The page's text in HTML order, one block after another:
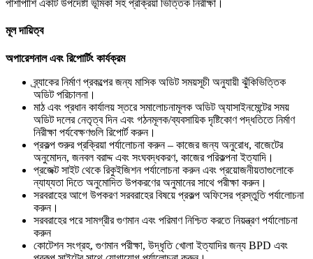
পাশাপাশি একটি উপদেষ্টা ভূমিকা সহ প্রক্রিয়া ভিত্তিক নিরীক্ষা।
মূল দায়িত্ব
অপারেশনাল এবং রিপোর্টিং কার্যক্রম
ব্র্যাকের নির্মাণ প্রকল্পের জন্য মাসিক অডিট সময়সূচী অনুযায়ী ঝুঁকিভিত্তিক
অডিট পরিচালনা।
মাঠ এবং প্রধান কার্যালয় স্তরে সমালোচনামূলক অডিট অ্যাসাইনমেন্টের সময়
অডিট দলের নেতৃত্ব দিন এবং গঠনমূলক/ব্যবসায়িক দৃষ্টিকোণ পদ্ধতিতে নির্মাণ
নিরীক্ষা পর্যবেক্ষণগুলি রিপোর্ট করুন।
প্রকল্প শুরুর প্রক্রিয়া পর্যালোচনা করুন – কাজের জন্য অনুরোধ, বাজেটের
অনুমোদন, জনবল বরাদ্দ এবং সংঘবদ্ধকরণ, কাজের পরিকল্পনা ইত্যাদি।
প্রজেক্ট সাইট থেকে রিকুইজিশন পর্যালোচনা করুন এবং প্রয়োজনীয়তাগুলোকে
ন্যায্যতা দিতে অনুমোদিত উপকরণের অনুমানের সাথে পরীক্ষা করুন।
সরবরাহের আগে উপকরণ সরবরাহের বিষয়ে প্রকল্প অফিসের প্রস্তুতি পর্যালোচনা
করুন।
সরবরাহের পরে সামগ্রীর গুণমান এবং পরিমাণ নিশ্চিত করতে নিয়ন্ত্রণ পর্যালোচনা
করুন
কোটেশন সংগ্রহ, গুণমান পরীক্ষা, উদ্ধৃতি খোলা ইত্যাদির জন্য BPD এবং